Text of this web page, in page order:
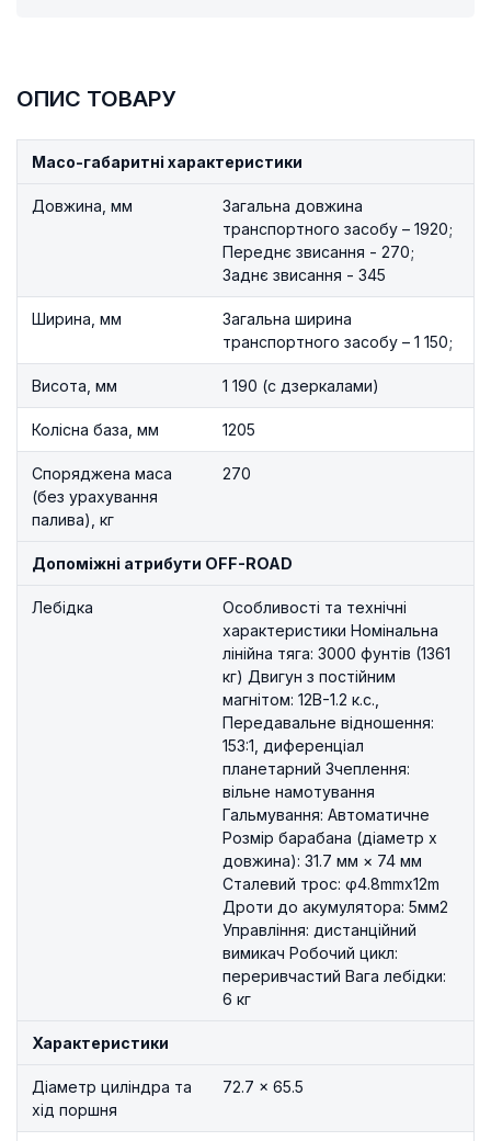
ОПИС ТОВАРУ
Масо-габаритні характеристики
Довжина, мм
Загальна довжина
транспортного засобу – 1920;
Переднє звисання - 270;
Заднє звисання - 345
Ширина, мм
Загальна ширина
транспортного засобу – 1 150;
Висота, мм 1 190 (с дзеркалами)
Колісна база, мм 1205
Споряджена маса
(без урахування
палива), кг
270
Допоміжні атрибути OFF-ROAD
Лебідка
Особливості та технічні
характеристики Номінальна
лінійна тяга: 3000 фунтів (1361
кг) Двигун з постійним
магнітом: 12В-1.2 к.с.,
Передавальне відношення:
153:1, диференціал
планетарний Зчеплення:
вільне намотування
Гальмування: Автоматичне
Розмір барабана (діаметр х
довжина): 31.7 мм × 74 мм
Сталевий трос: φ4.8mmx12m
Дроти до акумулятора: 5мм2
Управління: дистанційний
вимикач Робочий цикл:
переривчастий Вага лебідки:
6 кг
Характеристики
Діаметр циліндра та
хід поршня
72.7 × 65.5